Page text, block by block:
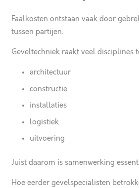
Faalkosten ontstaan vaak door
tussen partijen.
Geveltechniek raakt veel disciplines
architectuur
constructie
installaties
logistiek
uitvoering
Juist daarom is samenwerking
Hoe eerder gevelspecialisten